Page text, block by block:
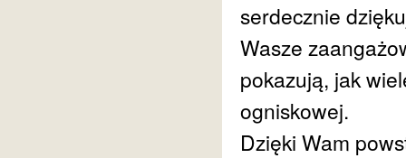
serdecznie
Wasze
pokazują, jak
ogniskowej.
Dzięki Wam